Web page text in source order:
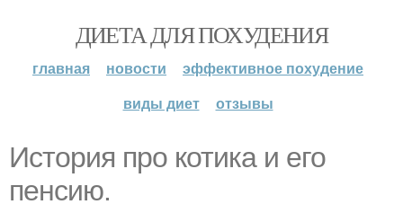
ДИЕТА ДЛЯ ПОХУДЕНИЯ
главная новости
эффективное похудение
виды диет
отзывы
История про котика и его
пенсию.